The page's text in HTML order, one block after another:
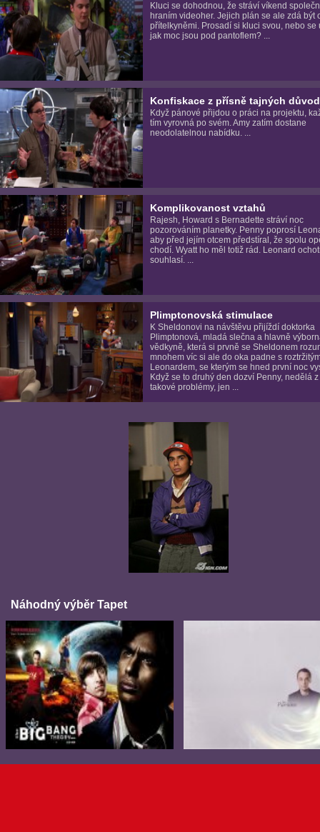
Kluci se dohodnou, že stráví víkend
hraním videoher. Jejich plán se ale zdá být
přítelkyněmi. Prosadí si kluci svou, nebo se
jak moc jsou pod pantoflem? ...
Konfiskace z přísně tajných
Když pánové přijdou o práci na projektu,
tím vyrovná po svém. Amy zatím dostane
neodolatelnou nabídku. ...
Komplikovanost vztahů
Rajesh, Howard s Bernadette stráví noc
pozorováním planetky. Penny poprosí
aby před jejím otcem předstíral, že spolu
chodí. Wyatt ho měl totiž rád. Leonard
souhlasí. ...
Plimptonovská stimulace
K Sheldonovi na návštěvu přijíždí doktorka
Plimptonová, mladá slečna a hlavně
vědkyně, která si prvně se Sheldonem
mnohem víc si ale do oka padne s
Leonardem, se kterým se hned první noc
Když se to druhý den dozví Penny, nedělá
takové problémy, jen ...
Náhodný výběr Tapet